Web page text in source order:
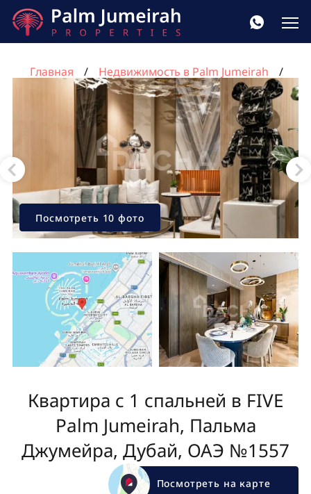
Главная
Недвижимость в Palm Jumeirah
Квартира с 1 спальней в FIVE Palm Jumeirah, Пальма
Джумейра, Дубай, ОАЭ №1557
Посмотреть 10 фото
Квартира с 1 спальней в FIVE
Palm Jumeirah, Пальма
Джумейра, Дубай, ОАЭ №1557
Посмотреть на карте